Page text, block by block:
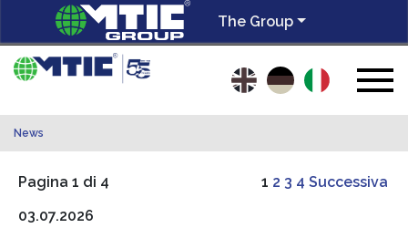
The Group
News
Pagina 1 di 4 1 2 3 4 Successiva
03.07.2026